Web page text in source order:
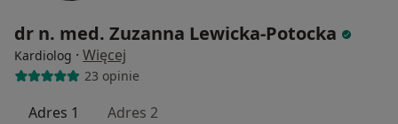
dr n. med. Zuzanna Lewicka-Potocka
Kardiolog · Więcej
23 opinie
Adres 1 Adres 2